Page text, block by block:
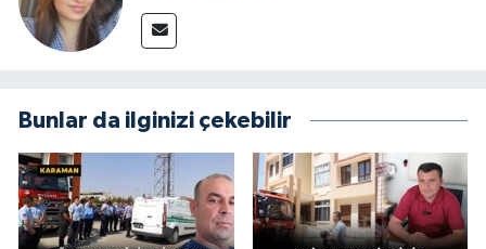
Bunlar da ilginizi çekebilir